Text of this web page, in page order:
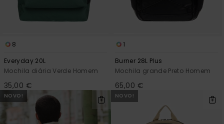
8
Everyday 20L
Mochila diária Verde Homem
35,00 €
1
Burner 28L Plus
Mochila grande Preto Homem
65,00 €
NOVO! NOVO!